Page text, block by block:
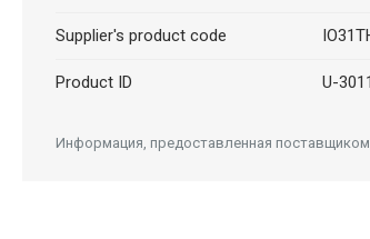
Supplier's product code
Product ID U-
Информация, предоставленная